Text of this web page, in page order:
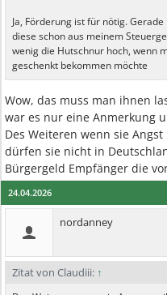
Ja, Förderung ist für nötig.
diese schon aus meinem
wenig die Hutschnur hoch, wenn
geschenkt bekommen möchte
Wow, das muss man ihnen
war es nur eine Anmerkung
Des Weiteren wenn sie
dürfen sie nicht in
Bürgergeld Empfänger die
24.04.2026
nordanney
Zitat von Claudiii: ↑